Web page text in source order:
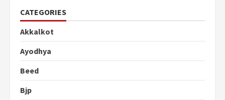
CATEGORIES
Akkalkot
Ayodhya
Beed
Bjp